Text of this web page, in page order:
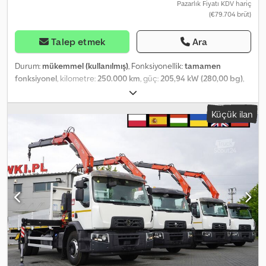
Pazarlık Fiyatı KDV hariç
(€79.704 brüt)
Talep etmek Ara
Durum: mükemmel (kullanılmış), Fonksiyonellik:tamamen
fonksiyonel, kilometre:250.000 km, güç:205,94 kW (280,00 bg),
10.970 kg
toplam ağırlık:19.000 kg, dingil konfigürasyonu:4x2, renk:beyaz,
, vites türü:otomatik, emisyon sınıfı:
, yükleme alanı uzunluğu:6.200 mm, yükleme alanı genişliği:
2.460 mm, yükleme alanı yüksekliği:
Donanım:
AdBlue, Takograf, diferansiyel kilidi, hız sabitleyici,
klima, vinç
, RENAULT C280 DTI 8 / FASSI F135a.22 Vinç / Uzaktan
Kumanda / Rotatör / 15 EPAL Platform 2019/2020 Crodpszrw Sfofx
Aqijf Kilometre: 250 bin km. Teknik Bilgiler: Brüt ağırlık: 19.000 kg
Boş ağırlık: 10.970 kg Yük kapasitesi: 8.030 kg Güç: 280 HP Motor
hacmi: 7.698 cc Euro 6 AdBlue Dingil mesafesi: 525 cm Fassi
F135a.22 vinç Erişim: 8 m Kaldırma kapasitesi: 5.580 kg Uzaktan
kumandalı Rotatör Açık kasa Regnault Uzunluk: 620 cm Genişlik:
246 cm Yan yükseklik: 60 cm Kapasite: 15 EPAL Gündüz kabini
Küçük ilan